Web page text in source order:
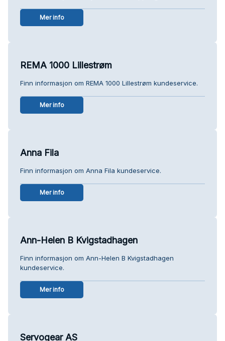
Mer info
REMA 1000 Lillestrøm
Finn informasjon om REMA 1000 Lillestrøm kundeservice.
Mer info
Anna Fila
Finn informasjon om Anna Fila kundeservice.
Mer info
Ann-Helen B Kvigstadhagen
Finn informasjon om Ann-Helen B Kvigstadhagen
kundeservice.
Mer info
Servogear AS